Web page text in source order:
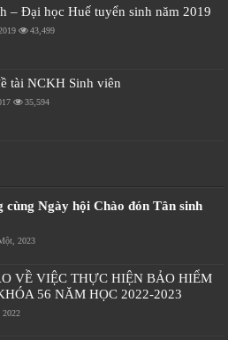
– Đại học Huế tuyển sinh năm 2019
43,499
tài NCKH Sinh viên
35,594
cùng Ngày hội Chào đón Tân sinh
2023
VỀ VIỆC THỰC HIỆN BẢO HIỂM
56 NĂM HỌC 2022-2023
2022